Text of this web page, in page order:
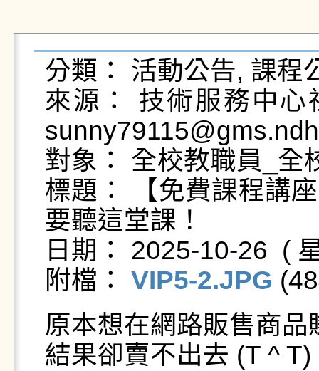
分類： 活動公告, 課程
來源： 技術服務中
對象： 全校教職員_全
標題： 【免費課程講
要聽這堂課！
日期： 2025-10-26  (
附檔： VIP5-2.JPG
原本想在網路販售商品
結果卻賣不出去 (T ^ T)